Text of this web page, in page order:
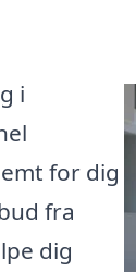
i
for dig
fra
dig